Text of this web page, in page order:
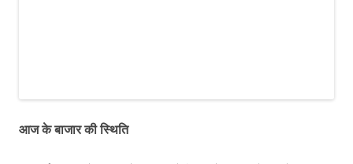
आज के बाजार की स्थिति